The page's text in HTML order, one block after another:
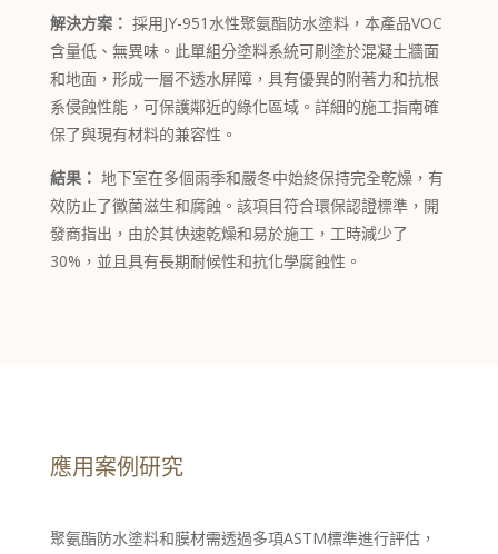
解決方案： 採用JY-951水性聚氨酯防水塗料，本產品VOC
含量低、無異味。此單組分塗料系統可刷塗於混凝土牆面
和地面，形成一層不透水屏障，具有優異的附著力和抗根
系侵蝕性能，可保護鄰近的綠化區域。詳細的施工指南確
保了與現有材料的兼容性。
結果： 地下室在多個雨季和嚴冬中始終保持完全乾燥，有
效防止了黴菌滋生和腐蝕。該項目符合環保認證標準，開
發商指出，由於其快速乾燥和易於施工，工時減少了
30%，並且具有長期耐候性和抗化學腐蝕性。
應用案例研究
聚氨酯防水塗料和膜材需透過多項ASTM標準進行評估，